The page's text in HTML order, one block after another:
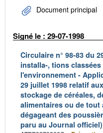
Document principal
Signé le : 29-07-1998
Circulaire n° 98-83 du
installa-, tions
l'environnement -
29 juillet 1998 relatif
stockage de céréales,
alimentaires ou de
dégageant des
paru au Journal officiel)